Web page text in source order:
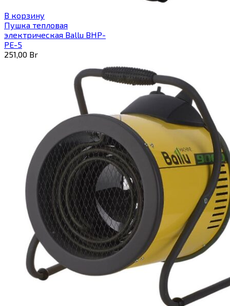
В корзину
Пушка тепловая
электрическая Ballu BHP-
PE-5
251,00 Br